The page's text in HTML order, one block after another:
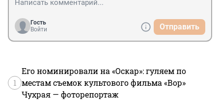
Гость
Войти
Отправить
1
Его номинировали на «Оскар»: гуляем по
местам съемок культового фильма «Вор»
Чухрая — фоторепортаж